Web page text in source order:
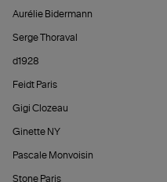
Aurélie Bidermann
Serge Thoraval
d1928
Feidt Paris
Gigi Clozeau
Ginette NY
Pascale Monvoisin
Stone Paris